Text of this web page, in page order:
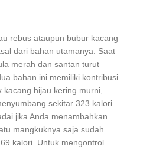
rebus ataupun bubur kacang
dari bahan utamanya. Saat
merah dan santan turut
bahan ini memiliki kontribusi
kacang hijau kering murni,
sekitar 323 kalori.
jika Anda menambahkan
mangkuknya saja sudah
kalori. Untuk mengontrol